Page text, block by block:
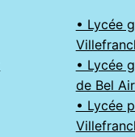
• Lycée
• Lycée
de Bel
• Lycée